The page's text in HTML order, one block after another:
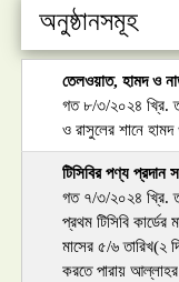
অনুষ্ঠানসমূহ
তেলওয়াত, হামদ ও
গত ৮/৩/২০২৪ খ্রি.
ও রাসুলের শানে
টিসিবির পণ্য
গত ৭/৩/২০২৪ খ্রি.
প্রথম টিসিবি কার্ডের
মাসের ৫/৬ তারিখ(২
করতে পারায় আল্লাহর